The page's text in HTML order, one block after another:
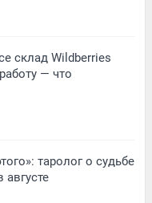
склад Wildberries
— что
таролог о судьбе
августе